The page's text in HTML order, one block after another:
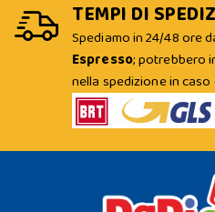
TEMPI DI
Spediamo in 24/48 ore
Espresso; potrebbero
nella spedizione in